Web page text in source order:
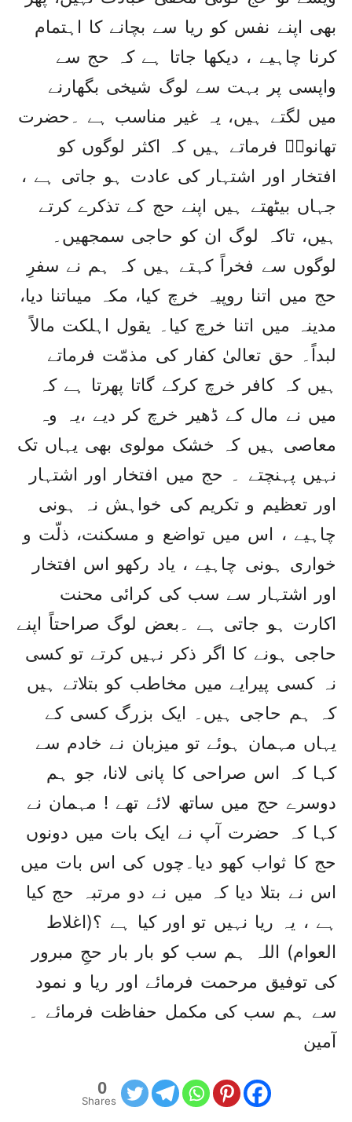
بھی اپنے نفس کو ریا سے بچانے کا اہتمام
کرنا چاہیے ، دیکھا جاتا ہے کہ حج سے
واپسی پر بہت سے لوگ شیخی بگھارنے
میں لگتے ہیں، یہ غیر مناسب ہے ۔حضرت
تھانویؒ فرماتے ہیں کہ اکثر لوگوں کو
افتخار اور اشتہار کی عادت ہو جاتی ہے ،
جہاں بیٹھتے ہیں اپنے حج کے تذکرے کرتے
ہیں، تاکہ لوگ ان کو حاجی سمجھیں۔
لوگوں سے فخراً کہتے ہیں کہ ہم نے سفرِ
حج میں اتنا روپیہ خرچ کیا، مکہ میںاتنا دیا،
مدینہ میں اتنا خرچ کیا۔ یقول اہلکت مالاً
لبداً۔ حق تعالیٰ کفار کی مذمّت فرماتے
ہیں کہ کافر خرچ کرکے گاتا پھرتا ہے کہ
میں نے مال کے ڈھیر خرچ کر دیے ،یہ وہ
معاصی ہیں کہ خشک مولوی بھی یہاں تک
نہیں پہنچتے ۔ حج میں افتخار اور اشتہار
اور تعظیم و تکریم کی خواہش نہ ہونی
چاہیے ، اس میں تواضع و مسکنت، ذلّت و
خواری ہونی چاہیے ، یاد رکھو اس افتخار
اور اشتہار سے سب کی کرائی محنت
اکارت ہو جاتی ہے ۔بعض لوگ صراحتاً اپنے
حاجی ہونے کا اگر ذکر نہیں کرتے تو کسی
نہ کسی پیرایے میں مخاطب کو بتلاتے ہیں
کہ ہم حاجی ہیں۔ ایک بزرگ کسی کے
یہاں مہمان ہوئے تو میزبان نے خادم سے
کہا کہ اس صراحی کا پانی لانا، جو ہم
دوسرے حج میں ساتھ لائے تھے ! مہمان نے
کہا کہ حضرت آپ نے ایک بات میں دونوں
حج کا ثواب کھو دیا۔چوں کی اس بات میں
اس نے بتلا دیا کہ میں نے دو مرتبہ حج کیا
ہے ، یہ ریا نہیں تو اور کیا ہے ؟(اغلاط
العوام) اللہ ہم سب کو بار بار حجِ مبرور
کی توفیق مرحمت فرمائے اور ریا و نمود
سے ہم سب کی مکمل حفاظت فرمائے ۔
آمین
0
Shares